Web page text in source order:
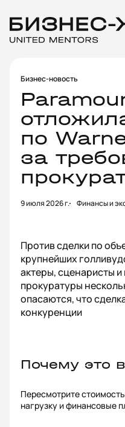
Бизнес-новость
по
за
9 июля 2026 г. Финансы и
Против сделки по
крупнейших
актеры, сценаристы
прокуратуры
опасаются, что
конкуренции
Почему это
Пересмотрите
нагрузку и финансовые